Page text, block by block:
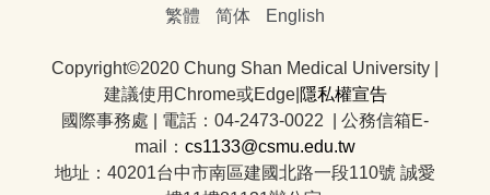
繁體 简体 English
Copyright©2020 Chung Shan Medical University |
建議使用Chrome或Edge| 隱私權宣告
國際事務處
電話：04-2473-0022 | 公務信箱E-
mail： cs1133@csmu.edu.tw
地址：40201台中市南區建國北路一段110號 誠愛